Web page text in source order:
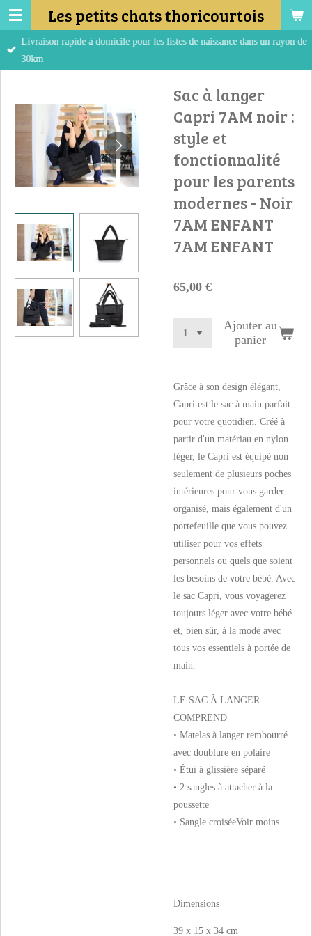
Passer
au
contenu
Les petits chats thoricourtois
Livraison rapide à domicile pour les listes de naissance dans un rayon de
30km
Sac à langer
Capri 7AM noir :
style et
fonctionnalité
pour les parents
modernes - Noir
7AM ENFANT
7AM ENFANT
65,00 €
Ajouter au
panier
Grâce à son design élégant,
Capri est le sac à main parfait
pour votre quotidien. Créé à
partir d'un matériau en nylon
léger, le Capri est équipé non
seulement de plusieurs poches
intérieures pour vous garder
organisé, mais également d'un
portefeuille que vous pouvez
utiliser pour vos effets
personnels ou quels que soient
les besoins de votre bébé. Avec
le sac Capri, vous voyagerez
toujours léger avec votre bébé
et, bien sûr, à la mode avec
tous vos essentiels à portée de
main.
LE SAC À LANGER
COMPREND
• Matelas à langer rembourré
avec doublure en polaire
• Étui à glissière séparé
• 2 sangles à attacher à la
poussette
• Sangle croiséeVoir moins
Dimensions
39 x 15 x 34 cm